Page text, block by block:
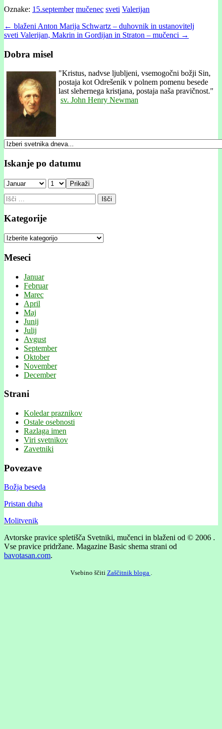
Oznake: 15.september mučenec sveti Valerijan
Post
navigation
← blaženi Anton Marija Schwartz – duhovnik in ustanovitelj
sveti Valerijan, Makrin in Gordijan in Straton – mučenci →
Dobra misel
"Kristus, nadvse ljubljeni, vsemogočni božji Sin,
postaja kot Odrešenik v polnem pomenu besede
last slehernega kristjana, postaja naša pravičnost."
sv. John Henry Newman
Iskanje po datumu
Prikaži
Išči:
Kategorije
Kategorije
Meseci
Januar
Februar
Marec
April
Maj
Junij
Julij
Avgust
September
Oktober
November
December
Strani
Koledar praznikov
Ostale osebnosti
Razlaga imen
Viri svetnikov
Zavetniki
Povezave
Božja beseda
Pristan duha
Molitvenik
Avtorske pravice spletišča Svetniki, mučenci in blaženi od © 2006 .
Vse pravice pridržane. Magazine Basic shema strani od
bavotasan.com.
Vsebino ščiti Zaščitnik bloga .